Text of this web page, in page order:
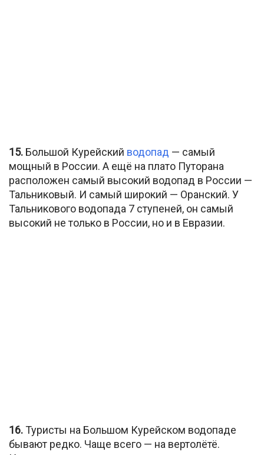
15. Большой Курейский водопад — самый
мощный в России. А ещё на плато Путорана
расположен самый высокий водопад в России —
Тальниковый. И самый широкий — Оранский. У
Тальникового водопада 7 ступеней, он самый
высокий не только в России, но и в Евразии.
16.Туристы на Большом Курейском водопаде
бывают редко. Чаще всего — на вертолётё.